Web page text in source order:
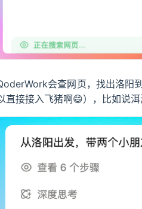
会查网页，找出洛阳
直接接入飞猪啊😄），比如说洱